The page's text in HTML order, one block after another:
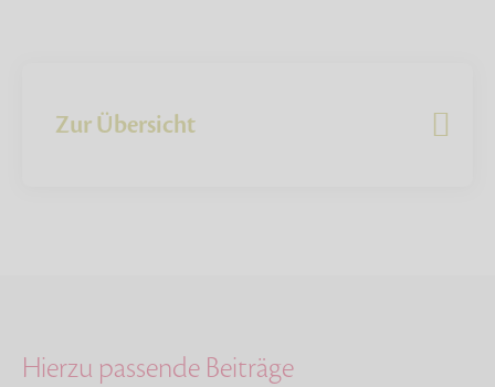
Zur Übersicht
Hierzu passende Beiträge